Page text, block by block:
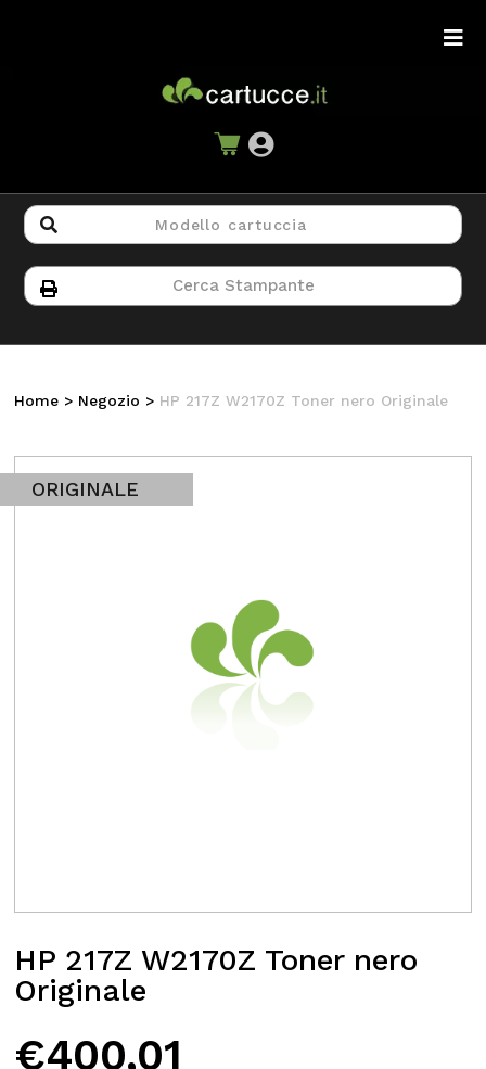
Home > Negozio > HP 217Z W2170Z Toner nero Originale
ORIGINALE
HP 217Z W2170Z Toner nero
Originale
€400,01